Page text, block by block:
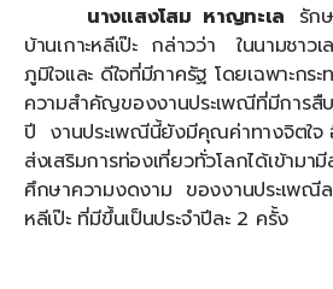
นางแสงโสม หาญทะเล รัก
บ้านเกาะหลีเป๊ะ กล่าวว่า ในนามชาว
ภูมิใจและ ดีใจที่มีภาครัฐ โดยเฉพาะกร
ความสำคัญของงานประเพณีที่มีการ
ปี งานประเพณีนี้ยังมีคุณค่าทางจิตใจ
ส่งเสริมการท่องเที่ยวทั่วโลกได้เข้าม
ศึกษาความงดงาม ของงานประเพณีล
หลีเป๊ะ ที่มีขึ้นเป็นประจำปีละ 2 ครั้ง